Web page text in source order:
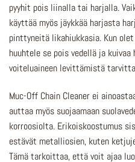
pyyhit pois liinalla tai harjalla.
käyttää myös jäykkää harjasta
pinttyneitä likahiukkasia. Kun
huuhtele se pois vedellä ja
voiteluaineen levittämistä
Muc-Off Chain Cleaner ei
auttaa myös suojaamaan
korroosiolta. Erikoiskoostumus
estävät metalliosien, kuten
Tämä tarkoittaa, että voit ajaa